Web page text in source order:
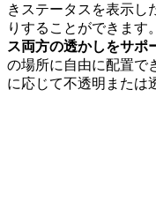
きステータスを表示し
りすることができます。
ス両方の透かしをサポ
の場所に自由に配置で
に応じて不透明または